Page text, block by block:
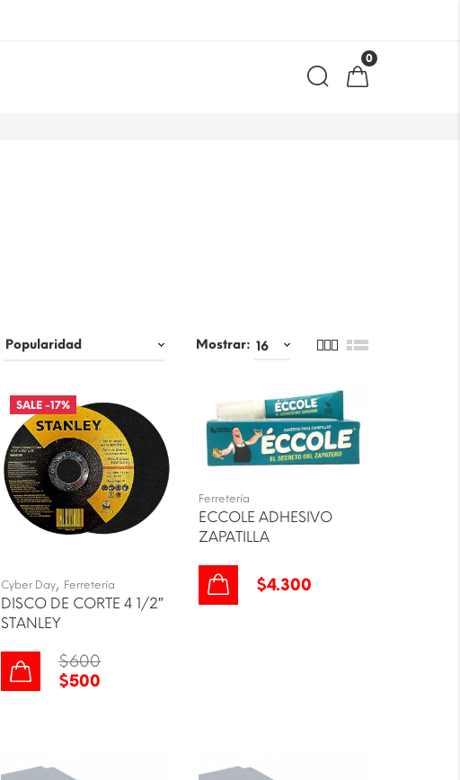
0
Mostrar:
SALE -17%
Cyber Day, Ferretería
DISCO DE CORTE 4 1/2″
STANLEY
$600
$500
Ferretería
ECCOLE ADHESIVO
ZAPATILLA
$4.300